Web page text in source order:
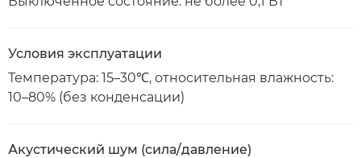
Условия эксплуатации
Температура: 15–30℃, относительная влажность:
10–80% (без конденсации)
Акустический шум (сила/давление)